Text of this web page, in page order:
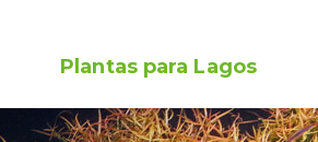
Plantas para Lagos